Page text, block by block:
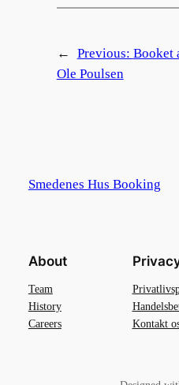
← Previous: Booket
Ole Poulsen
Smedenes Hus Booking
About
Team
History
Careers
Kontakt